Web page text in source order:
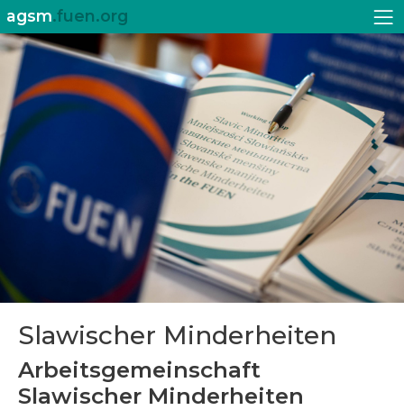
agsm.fuen.org
Slawischer Minderheiten
Arbeitsgemeinschaft
Slawischer Minderheiten